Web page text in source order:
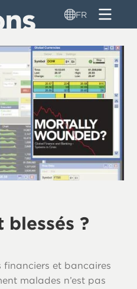
FR
?
financiers et bancaires
malades n’est pas